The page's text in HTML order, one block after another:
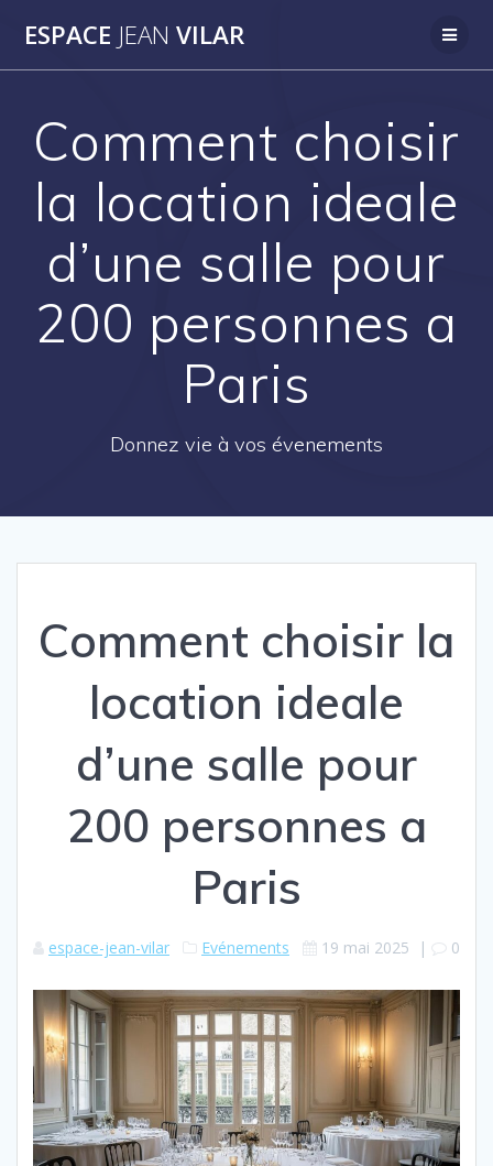
ESPACE JEAN VILAR
Comment choisir
la location ideale
d’une salle pour
200 personnes a
Paris
Donnez vie à vos évenements
Comment choisir la
location ideale
d’une salle pour
200 personnes a
Paris
espace-jean-vilar Evénements 19 mai 2025 | 0